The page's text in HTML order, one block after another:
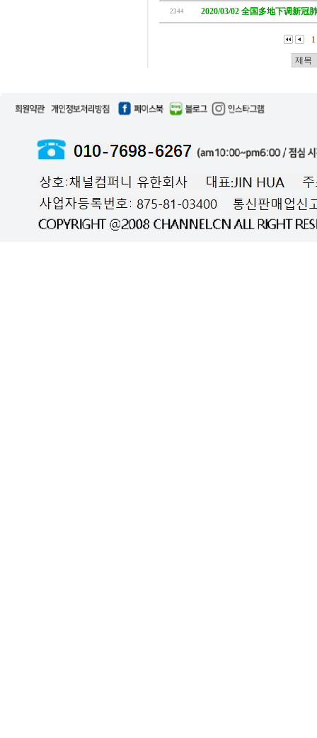
2344 2020/03/02 全国多地下调新冠